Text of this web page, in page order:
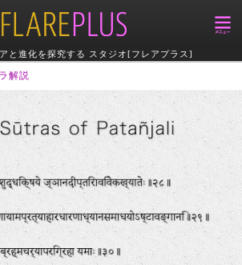
と進化を探究する スタジオ[フレアプラス]
解説